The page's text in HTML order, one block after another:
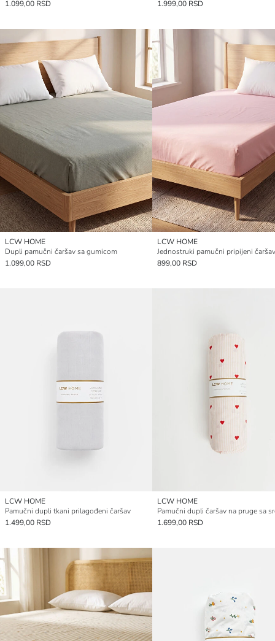
1.099,00 RSD 1.999,00 RSD
LCW HOME
Dupli pamučni čaršav sa gumicom
1.099,00 RSD
LCW HOME
Jednostruki pamučni pripijeni čaršav
899,00 RSD
LCW HOME
Pamučni dupli tkani prilagođeni čaršav
1.499,00 RSD
LCW HOME
1.699,00 RSD